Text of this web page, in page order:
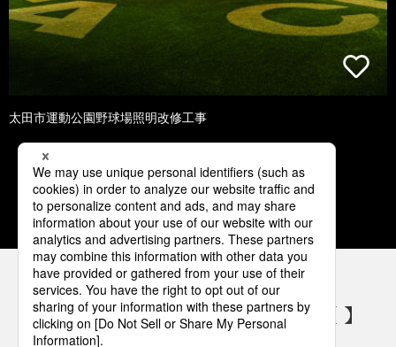
太田市運動公園野球場照明改修工事
1 2 3 4 5
パナソニックの電気設備 SNSアカウント